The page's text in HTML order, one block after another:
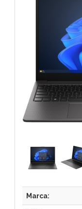
Marca: